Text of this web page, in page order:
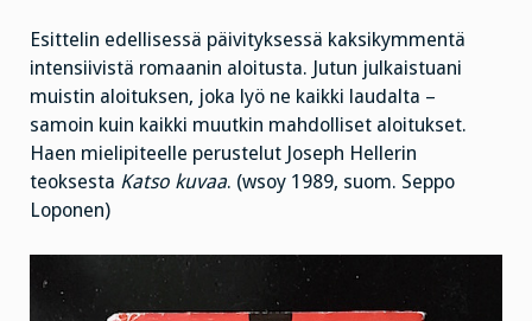
Esittelin edellisessä päivityksessä kaksikymmentä
intensiivistä romaanin aloitusta. Jutun julkaistuani
muistin aloituksen, joka lyö ne kaikki laudalta –
samoin kuin kaikki muutkin mahdolliset aloitukset.
Haen mielipiteelle perustelut Joseph Hellerin
teoksesta Katso kuvaa. (wsoy 1989, suom. Seppo
Loponen)